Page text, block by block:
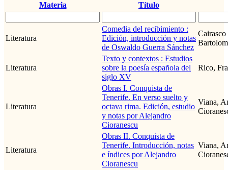
Materia Título
Literatura
Comedia del recibimiento :
Edición, introducción y notas
de Oswaldo Guerra Sánchez
Literatura
Texto y contextos : Estudios
sobre la poesía española del
siglo XV
Rico,
Literatura
Obras I. Conquista de
Tenerife. En verso suelto y
octava rima. Edición, estudio
y notas por Alejandro
Cioranescu
Viana,
Literatura
Obras II. Conquista de
Tenerife. Introducción, notas
e índices por Alejandro
Cioranescu
Viana,